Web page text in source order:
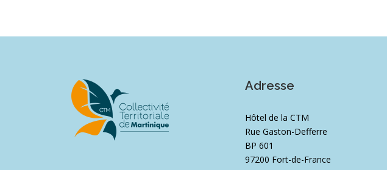
Adresse
Hôtel de la CTM
Rue Gaston-Defferre
BP 601
97200 Fort-de-France